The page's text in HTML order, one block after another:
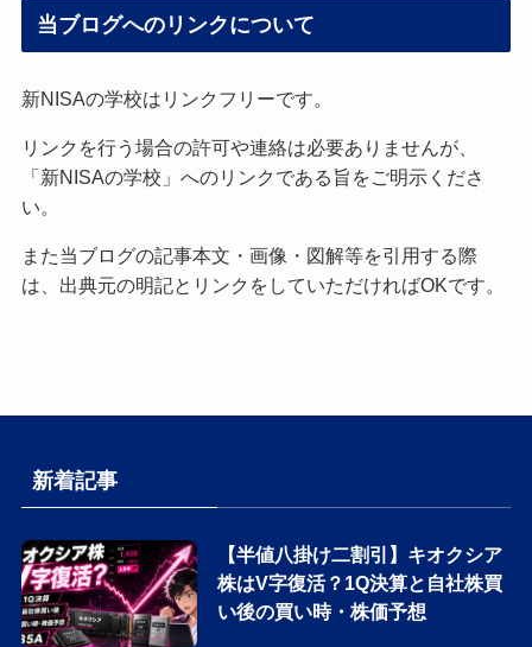
当ブログへのリンクについて
新NISAの学校はリンクフリーです。
リンクを行う場合の許可や連絡は必要ありませんが、
「新NISAの学校」へのリンクである旨をご明示くださ
い。
また当ブログの記事本文・画像・図解等を引用する際
は、出典元の明記とリンクをしていただければOKです。
新着記事
【半値八掛け二割引】キオクシア
株はV字復活？1Q決算と自社株買
い後の買い時・株価予想